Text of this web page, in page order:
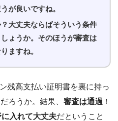
が良いですね。
大丈夫ならばそういう条件
ょうか。そのほうが審査は
ますね。
残高支払い証明書を裏に持っ
ろうか。結果、 審査は通過 ！
入れて大丈夫だということ